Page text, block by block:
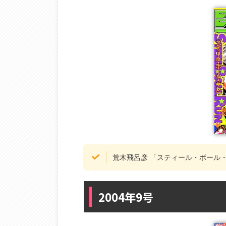
荒木飛呂彦 「スティール・ボール
2004年9号